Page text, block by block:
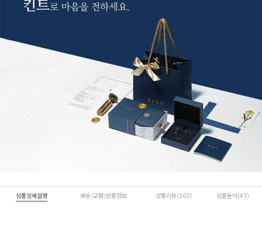
상품상세설명 배송/교환/반품정보 상품리뷰(363) 상품문의(43)